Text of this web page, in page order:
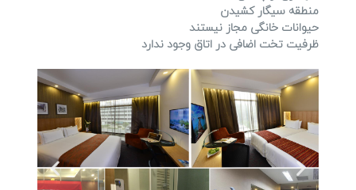
منطقه سیگار کشیدن
حیوانات خانگی مجاز نیستند
ظرفیت تخت اضافی در اتاق وجود ندارد